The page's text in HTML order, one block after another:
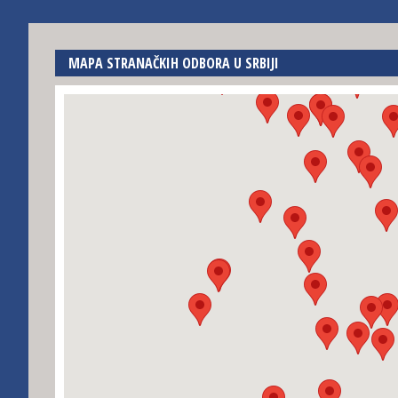
MAPA STRANAČKIH ODBORA U SRBIJI